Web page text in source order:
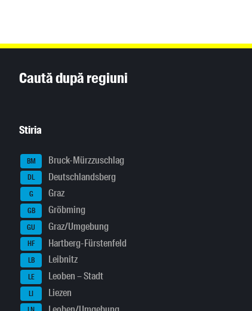
Caută după regiuni
Stiria
BM Bruck-Mürzzuschlag
DL Deutschlandsberg
G Graz
GB Gröbming
GU Graz/Umgebung
HF Hartberg-Fürstenfeld
LB Leibnitz
LE Leoben – Stadt
LI Liezen